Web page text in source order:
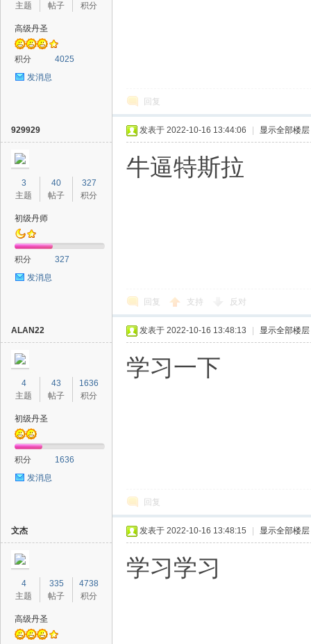
主题
帖子
积分
高级丹圣
积分
4025
发消息
回复
929929
3
主题
40
帖子
327
积分
初级丹师
积分
327
发消息
发表于 2022-10-16 13:44:06 显示全部楼层
牛逼特斯拉
回复 支持 反对
ALAN22
4
主题
43
帖子
1636
积分
初级丹圣
积分
1636
发消息
发表于 2022-10-16 13:48:13 显示全部楼层
学习一下
回复
文杰
4
主题
335
帖子
4738
积分
高级丹圣
发表于 2022-10-16 13:48:15 显示全部楼层
学习学习